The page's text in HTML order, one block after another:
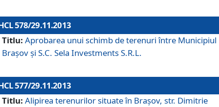
578/29.11.2013
Titlu: Aprobarea unui schimb de terenuri între Municipiul
Braşov şi S.C. Sela Investments S.R.L.
577/29.11.2013
Titlu: Alipirea terenurilor situate în Braşov, str. Dimitrie